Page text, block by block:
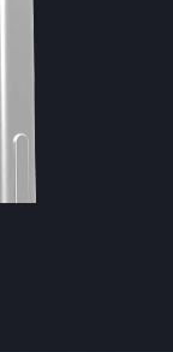
проєкту.
на 8-10
тераси. Низка